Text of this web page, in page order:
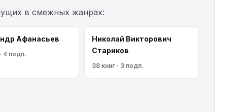
в смежных жанрах:
Афанасьев
4 подп.
Николай Викторович
Стариков
38 книг · 3 подп.